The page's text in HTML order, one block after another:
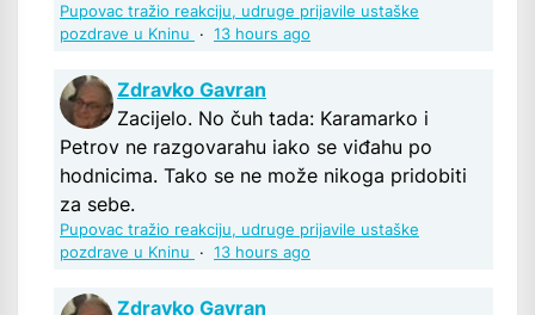
Pupovac tražio reakciju, udruge prijavile ustaške
pozdrave u Kninu
· 13 hours ago
Zdravko Gavran
Zacijelo. No čuh tada: Karamarko i
Petrov ne razgovarahu iako se viđahu po
hodnicima. Tako se ne može nikoga pridobiti
za sebe.
Pupovac tražio reakciju, udruge prijavile ustaške
pozdrave u Kninu
· 13 hours ago
Zdravko Gavran